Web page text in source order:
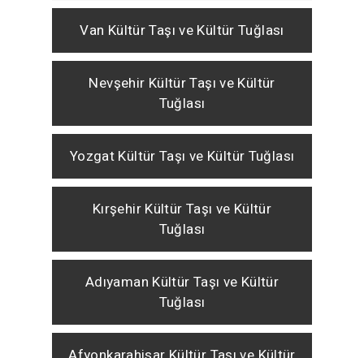
Van Kültür Taşı ve Kültür Tuğlası
Nevşehir Kültür Taşı ve Kültür
Tuğlası
Yozgat Kültür Taşı ve Kültür Tuğlası
Kırşehir Kültür Taşı ve Kültür
Tuğlası
Adıyaman Kültür Taşı ve Kültür
Tuğlası